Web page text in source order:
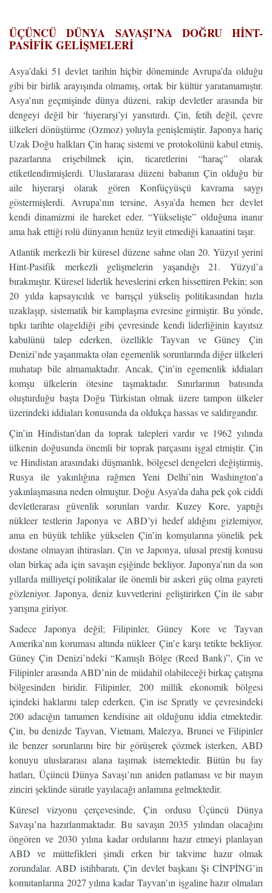
ÜÇÜNCÜ DÜNYA SAVAŞI’NA DOĞRU HİNT-
PASİFİK GELİŞMELERİ
Asya’daki 51 devlet tarihin hiçbir döneminde Avrupa’da olduğu
gibi bir birlik arayışında olmamış, ortak bir kültür yaratamamıştır.
Asya’nın geçmişinde dünya düzeni, rakip devletler arasında bir
dengeyi değil bir ‘hiyerarşi’yi yansıtırdı. Çin, fetih değil, çevre
ülkeleri dönüştürme (Ozmoz) yoluyla genişlemiştir. Japonya hariç
Uzak Doğu halkları Çin haraç sistemi ve protokolünü kabul etmiş,
pazarlarına erişebilmek için, ticaretlerini “haraç” olarak
etiketlendirmişlerdi. Uluslararası düzeni babanın Çin olduğu bir
aile hiyerarşi olarak gören Konfüçyüsçü kavrama saygı
göstermişlerdi. Avrupa’nın tersine, Asya’da hemen her devlet
kendi dinamizmi ile hareket eder. “Yükselişte” olduğuna inanır
ama hak ettiği rolü dünyanın henüz teyit etmediği kanaatini taşır.
Atlantik merkezli bir küresel düzene sahne olan 20. Yüzyıl yerini
Hint-Pasifik merkezli gelişmelerin yaşandığı 21. Yüzyıl’a
bırakmıştır. Küresel liderlik heveslerini erken hissettiren Pekin; son
20 yılda kapsayıcılık ve barışçıl yükseliş politikasından hızla
uzaklaşıp, sistematik bir kamplaşma evresine girmiştir. Bu yönde,
tıpkı tarihte olageldiği gibi çevresinde kendi liderliğinin kayıtsız
kabulünü talep ederken, özellikle Tayvan ve Güney Çin
Denizi’nde yaşanmakta olan egemenlik sorunlarında diğer ülkeleri
muhatap bile almamaktadır. Ancak, Çin’in egemenlik iddiaları
komşu ülkelerin ötesine taşmaktadır. Sınırlarının batısında
oluşturduğu başta Doğu Türkistan olmak üzere tampon ülkeler
üzerindeki iddiaları konusunda da oldukça hassas ve saldırgandır.
Çin’in Hindistan’dan da toprak talepleri vardır ve 1962 yılında
ülkenin doğusunda önemli bir toprak parçasını işgal etmiştir. Çin
ve Hindistan arasındaki düşmanlık, bölgesel dengeleri değiştirmiş,
Rusya ile yakınlığına rağmen Yeni Delhi’nin Washington’a
yakınlaşmasına neden olmuştur. Doğu Asya’da daha pek çok ciddi
devletlerarası güvenlik sorunları vardır. Kuzey Kore, yaptığı
nükleer testlerin Japonya ve ABD’yi hedef aldığını gizlemiyor,
ama en büyük tehlike yükselen Çin’in komşularına yönelik pek
dostane olmayan ihtirasları. Çin ve Japonya, ulusal prestij konusu
olan birkaç ada için savaşın eşiğinde bekliyor. Japonya’nın da son
yıllarda milliyetçi politikalar ile önemli bir askeri güç olma gayreti
gözleniyor. Japonya, deniz kuvvetlerini geliştirirken Çin ile sabır
yarışına giriyor.
Sadece Japonya değil; Filipinler, Güney Kore ve Tayvan
Amerika’nın koruması altında nükleer Çin’e karşı tetikte bekliyor.
Güney Çin Denizi’ndeki “Kamışlı Bölge (Reed Bank)”, Çin ve
Filipinler arasında ABD’nin de müdahil olabileceği birkaç çatışma
bölgesinden biridir. Filipinler, 200 millik ekonomik bölgesi
içindeki haklarını talep ederken, Çin ise Spratly ve çevresindeki
200 adacığın tamamen kendisine ait olduğunu iddia etmektedir.
Çin, bu denizde Tayvan, Vietnam, Malezya, Brunei ve Filipinler
ile benzer sorunlarını bire bir görüşerek çözmek isterken, ABD
konuyu uluslararası alana taşımak istemektedir. Bütün bu fay
hatları, Üçüncü Dünya Savaşı’nın aniden patlaması ve bir mayın
zinciri şeklinde süratle yayılacağı anlamına gelmektedir.
Küresel vizyonu çerçevesinde, Çin ordusu Üçüncü Dünya
Savaşı’na hazırlanmaktadır. Bu savaşın 2035 yılından olacağını
öngören ve 2030 yılına kadar ordularını hazır etmeyi planlayan
ABD ve müttefikleri şimdi erken bir takvime hazır olmak
zorundalar. ABD istihbaratı, Çin devlet başkanı Şi CİNPİNG’in
komutanlarına 2027 yılına kadar Tayvan’ın işgaline hazır olmaları